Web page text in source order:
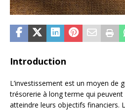
Introduction
L’investissement est un moyen de
trésorerie à long terme qui peuvent
atteindre leurs objectifs financiers.